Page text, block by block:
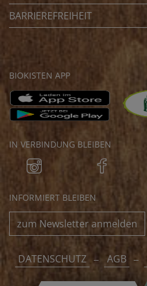
BARRIEREFREIHEIT
BIOKISTEN APP
IN VERBINDUNG BLEIBEN
INFORMIERT BLEIBEN
zum Newsletter anmelden
DATENSCHUTZ AGB